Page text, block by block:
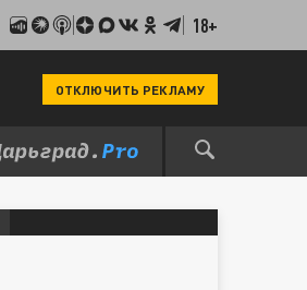
18+
ОТКЛЮЧИТЬ РЕКЛАМУ